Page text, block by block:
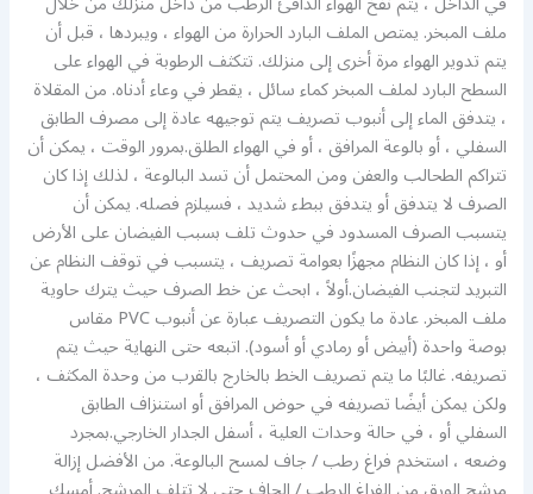
ملف المبخر. يمتص الملف البارد الحرارة من الهواء ، ويبردها ، قبل أن
يتم تدوير الهواء مرة أخرى إلى منزلك. تتكثف الرطوبة في الهواء على
السطح البارد لملف المبخر كماء سائل ، يقطر في وعاء أدناه. من المقلاة
، يتدفق الماء إلى أنبوب تصريف يتم توجيهه عادة إلى مصرف الطابق
السفلي ، أو بالوعة المرافق ، أو في الهواء الطلق.بمرور الوقت ، يمكن أن
تتراكم الطحالب والعفن ومن المحتمل أن تسد البالوعة ، لذلك إذا كان
الصرف لا يتدفق أو يتدفق ببطء شديد ، فسيلزم فصله. يمكن أن
يتسبب الصرف المسدود في حدوث تلف بسبب الفيضان على الأرض
أو ، إذا كان النظام مجهزًا بعوامة تصريف ، يتسبب في توقف النظام عن
التبريد لتجنب الفيضان.أولاً ، ابحث عن خط الصرف حيث يترك حاوية
ملف المبخر. عادة ما يكون التصريف عبارة عن أنبوب PVC مقاس
بوصة واحدة (أبيض أو رمادي أو أسود). اتبعه حتى النهاية حيث يتم
تصريفه. غالبًا ما يتم تصريف الخط بالخارج بالقرب من وحدة المكثف ،
ولكن يمكن أيضًا تصريفه في حوض المرافق أو استنزاف الطابق
السفلي أو ، في حالة وحدات العلية ، أسفل الجدار الخارجي.بمجرد
وضعه ، استخدم فراغ رطب / جاف لمسح البالوعة. من الأفضل إزالة